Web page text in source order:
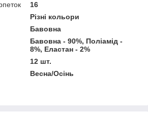
16
Різні кольори
Бавовна
Бавовна - 90%, Поліамід -
8%, Еластан - 2%
12 шт.
Весна/Осінь